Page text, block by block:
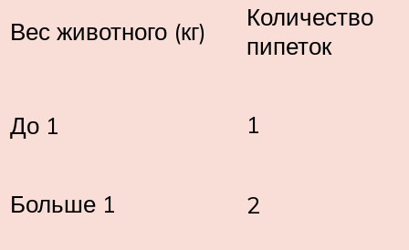
Вес животного (кг)
Количество
пипеток
До 1 1
Больше 1 2